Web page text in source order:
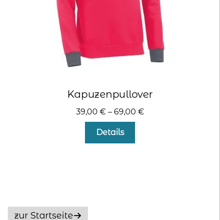
gewählt
werden
Kapuzenpullover
39,00 € – 69,00 €
Details
zur Startseite